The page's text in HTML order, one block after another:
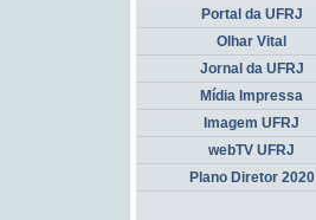
Portal da UFRJ
Olhar Vital
Jornal da UFRJ
Mídia Impressa
Imagem UFRJ
webTV UFRJ
Plano Diretor 2020